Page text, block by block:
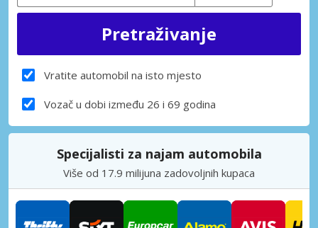
Vratite automobil na isto mjesto
Vozač u dobi između 26 i 69 godina
Specijalisti za najam automobila
Više od 17.9 milijuna zadovoljnih kupaca